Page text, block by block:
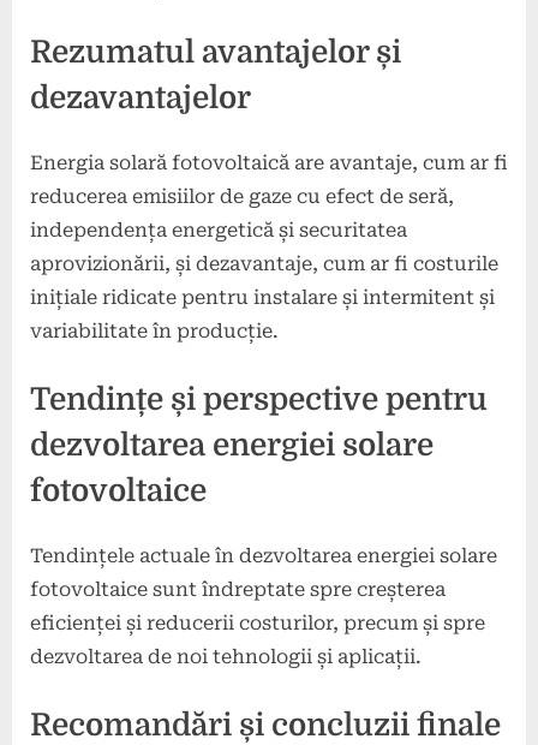
Rezumatul avantajelor și
dezavantajelor
Energia solară fotovoltaică are avantaje, cum ar fi
reducerea emisiilor de gaze cu efect de seră,
independența energetică și securitatea
aprovizionării, și dezavantaje, cum ar fi costurile
inițiale ridicate pentru instalare și intermitent și
variabilitate în producție.
Tendințe și perspective pentru
dezvoltarea energiei solare
fotovoltaice
Tendințele actuale în dezvoltarea energiei solare
fotovoltaice sunt îndreptate spre creșterea
eficienței și reducerii costurilor, precum și spre
dezvoltarea de noi tehnologii și aplicații.
Recomandări și concluzii finale